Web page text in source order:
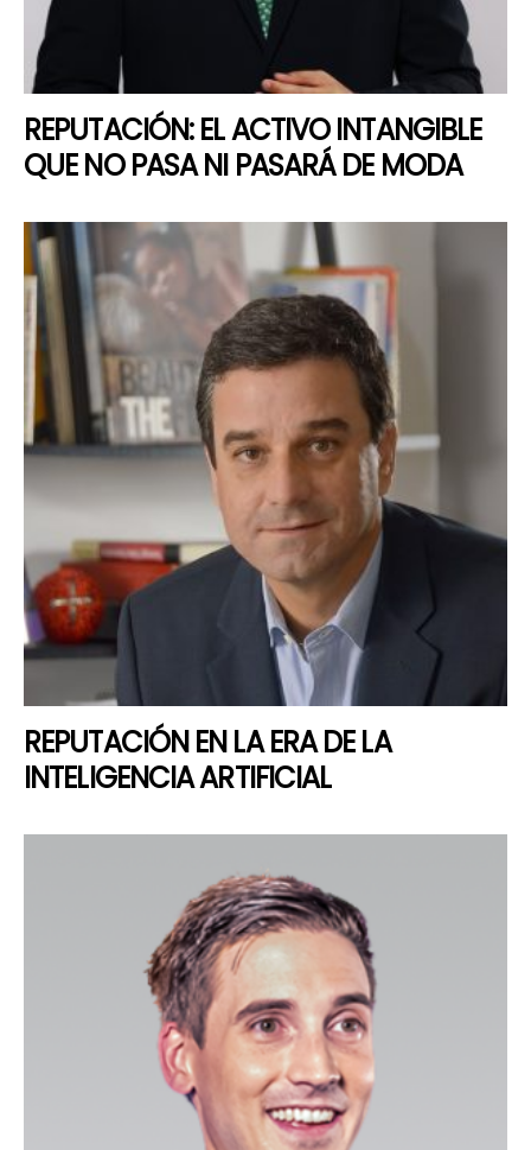
REPUTACIÓN: EL ACTIVO INTANGIBLE
QUE NO PASA NI PASARÁ DE MODA
REPUTACIÓN EN LA ERA DE LA
INTELIGENCIA ARTIFICIAL